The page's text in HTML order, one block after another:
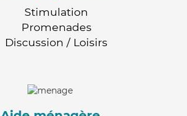
Stimulation
Promenades
Discussion / Loisirs